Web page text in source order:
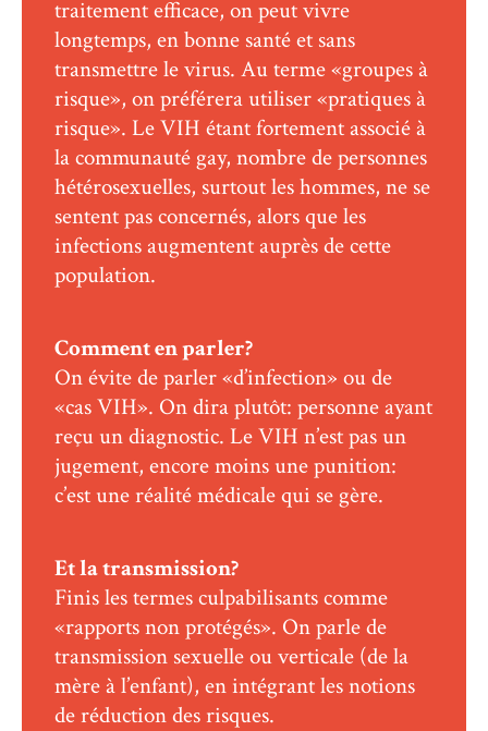
traitement efficace, on peut vivre
longtemps, en bonne santé et sans
transmettre le virus. Au terme «groupes à
risque», on préférera utiliser «pratiques à
risque». Le VIH étant fortement associé à
la communauté gay, nombre de personnes
hétérosexuelles, surtout les hommes, ne se
sentent pas concernés, alors que les
infections augmentent auprès de cette
population.
Comment en parler?
On évite de parler «d’infection» ou de
«cas VIH». On dira plutôt: personne ayant
reçu un diagnostic. Le VIH n’est pas un
jugement, encore moins une punition:
c’est une réalité médicale qui se gère.
Et la transmission?
Finis les termes culpabilisants comme
«rapports non protégés». On parle de
transmission sexuelle ou verticale (de la
mère à l’enfant), en intégrant les notions
de réduction des risques.